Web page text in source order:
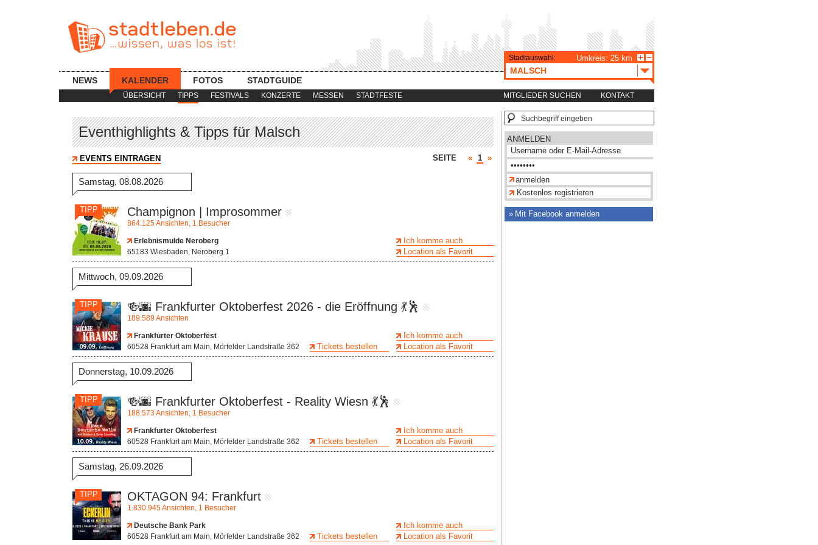
ÜBERSICHT TIPPS FESTIVALS KONZERTE MESSEN STADTFESTE MITGLIEDER SUCHEN KONTAKT
NEWS KALENDER FOTOS STADTGUIDE
Stadtauswahl: Umkreis: 25 km
MALSCH
Eventhighlights & Tipps für Malsch
SEITE « 1 »
EVENTS EINTRAGEN
Samstag, 08.08.2026
TIPP Champignon | Improsommer
864.125 Ansichten, 1 Besucher
Erlebnismulde Neroberg
65183 Wiesbaden, Neroberg 1
Ich komme auch
Location als Favorit
Mittwoch, 09.09.2026
TIPP 🍻🌆 Frankfurter Oktoberfest 2026 - die Eröffnung 💃🕺
189.589 Ansichten
Frankfurter Oktoberfest
60528 Frankfurt am Main, Mörfelder Landstraße 362
Ich komme auch
Location als Favorit
Tickets bestellen
Donnerstag, 10.09.2026
TIPP 🍻🌆 Frankfurter Oktoberfest - Reality Wiesn 💃🕺
188.573 Ansichten, 1 Besucher
Frankfurter Oktoberfest
60528 Frankfurt am Main, Mörfelder Landstraße 362
Ich komme auch
Location als Favorit
Tickets bestellen
Samstag, 26.09.2026
TIPP OKTAGON 94: Frankfurt
1.830.945 Ansichten, 1 Besucher
Deutsche Bank Park
60528 Frankfurt am Main, Mörfelder Landstraße 362
Ich komme auch
Location als Favorit
Tickets bestellen
ANMELDEN
Kostenlos registrieren
Mit Facebook anmelden